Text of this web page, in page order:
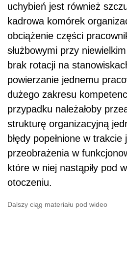
uchybień jest również
kadrowa komórek
obciążenie części
służbowymi przy
brak rotacji na
powierzanie jednemu
dużego zakresu
przypadku należałoby
strukturę organizacyjną
błędy popełnione w
przeobrażenia w
które w niej nastąpiły pod
otoczeniu.
Dalszy ciąg materiału pod wideo